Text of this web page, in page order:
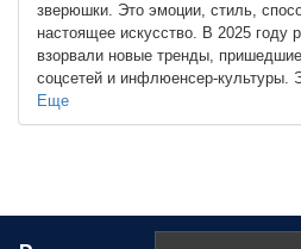
зверюшки. Это эмоции, стиль,
настоящее искусство. В 2025 году
взорвали новые тренды,
соцсетей и инфлюенсер-культуры.
Еще